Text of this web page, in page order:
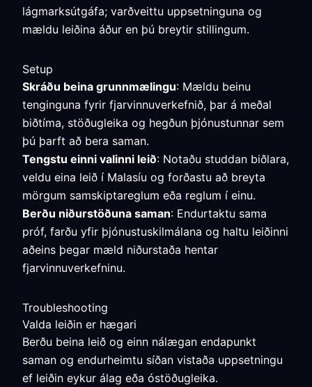
lágmarksútgáfa; varðveittu uppsetninguna og
mældu leiðina áður en þú breytir stillingum.
Setup
Skráðu beina grunnmælingu: Mældu beinu
tenginguna fyrir fjarvinnuverkefnið, þar á meðal
biðtíma, stöðugleika og hegðun þjónustunnar sem
þú þarft að bera saman.
Tengstu einni valinni leið: Notaðu studdan biðlara,
veldu eina leið í Malasíu og forðastu að breyta
mörgum samskiptareglum eða reglum í einu.
Berðu niðurstöðuna saman: Endurtaktu sama
próf, farðu yfir þjónustuskilmálana og haltu leiðinni
aðeins þegar mæld niðurstaða hentar
fjarvinnuverkefninu.
Troubleshooting
Valda leiðin er hægari
Berðu beina leið og einn nálægan endapunkt
saman og endurheimtu síðan vistaða uppsetningu
ef leiðin eykur álag eða óstöðugleika.